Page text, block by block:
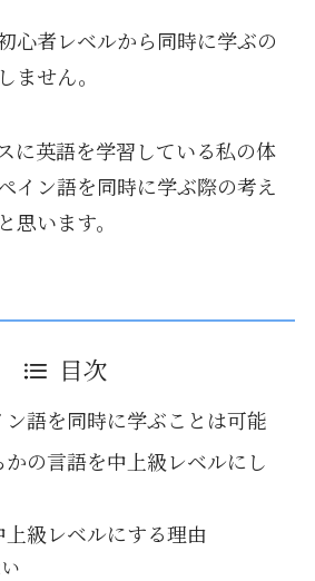
心者レベルから同時に学ぶの
ません。
に英語を学習している私の体
イン語を同時に学ぶ際の考え
思います。
目次
語を同時に学ぶことは可能
かの言語を中上級レベルにし
上級レベルにする理由